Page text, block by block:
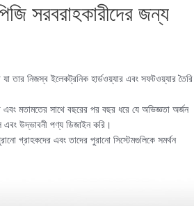
সরবরাহকারীদের জন্য
তার নিজস্ব ইলেকট্রনিক হার্ডওয়্যার এবং সফটওয়্যার তৈরি
এবং মতামতের সাথে বছরের পর বছর ধরে যে অভিজ্ঞতা অর্জন
উদ্ভাবনী পণ্য ডিজাইন করি।
গ্রাহকদের এবং তাদের পুরানো সিস্টেমগুলিকে সমর্থন